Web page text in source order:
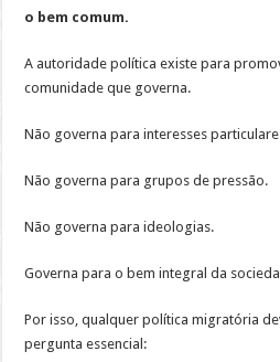
o bem comum.
A autoridade política existe para
comunidade que governa.
Não governa para interesses
Não governa para grupos de pressão.
Não governa para ideologias.
Governa para o bem integral da
Por isso, qualquer política migratória
pergunta essencial: